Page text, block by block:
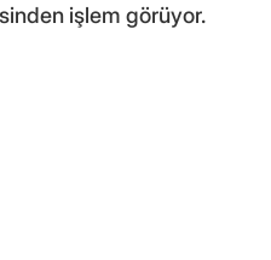
işlem görüyor.